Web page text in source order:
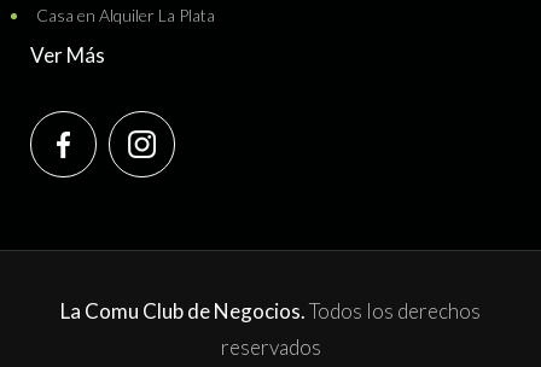
Casa en Alquiler La Plata
Ver Más
La Comu Club de Negocios.Todos los derechos
reservados